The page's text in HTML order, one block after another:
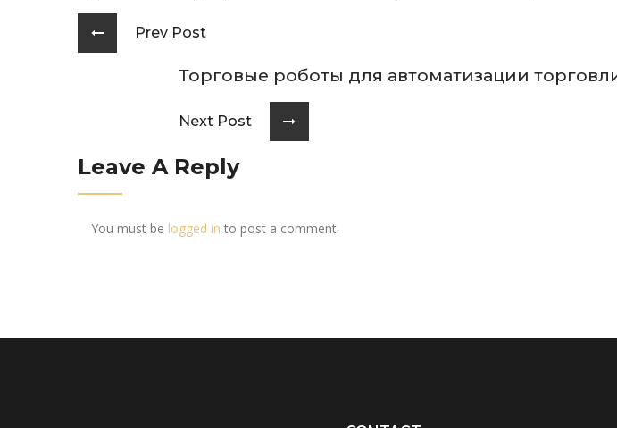
Prev Post
Торговые роботы для автоматизации
Next Post
Leave A Reply
You must be logged in to post a comment.